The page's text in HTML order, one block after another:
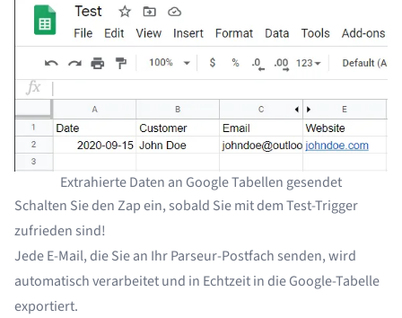
Extrahierte Daten an Google Tabellen gesendet
Schalten Sie den Zap ein, sobald Sie mit dem Test-Trigger
zufrieden sind!
Jede E-Mail, die Sie an Ihr Parseur-Postfach senden, wird
automatisch verarbeitet und in Echtzeit in die Google-Tabelle
exportiert.